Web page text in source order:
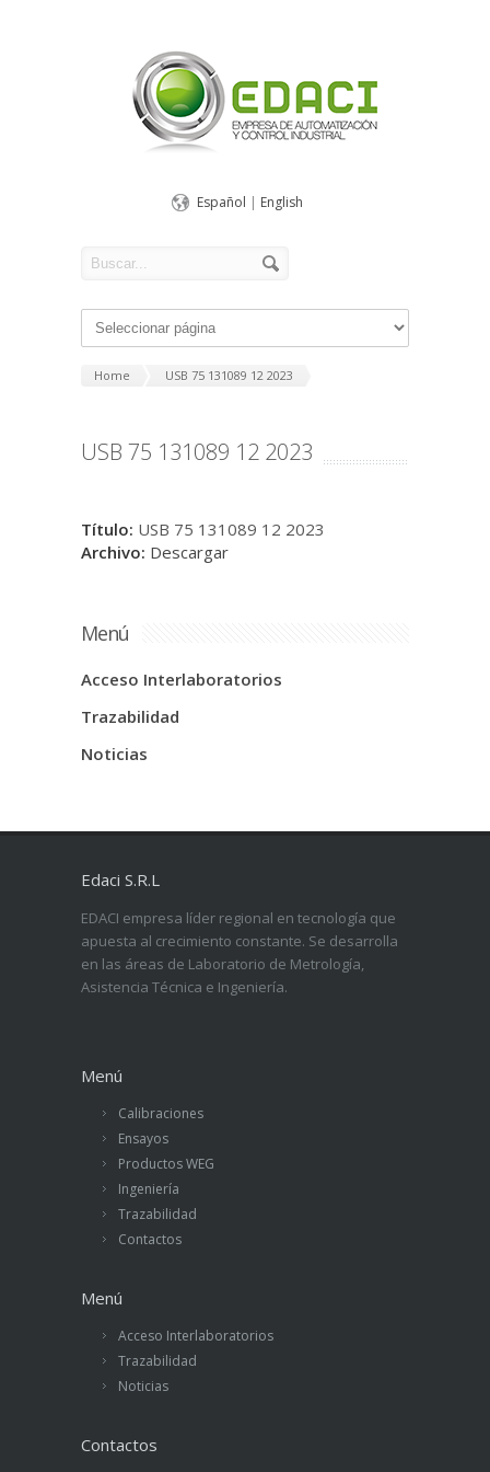
Español | English
Home USB 75 131089 12 2023
USB 75 131089 12 2023
Título: USB 75 131089 12 2023
Archivo: Descargar
Menú
Acceso Interlaboratorios
Trazabilidad
Noticias
Edaci S.R.L
EDACI empresa líder regional en tecnología que
apuesta al crecimiento constante. Se desarrolla
en las áreas de Laboratorio de Metrología,
Asistencia Técnica e Ingeniería.
Menú
Calibraciones
Ensayos
Productos WEG
Ingeniería
Trazabilidad
Contactos
Menú
Acceso Interlaboratorios
Trazabilidad
Noticias
Contactos